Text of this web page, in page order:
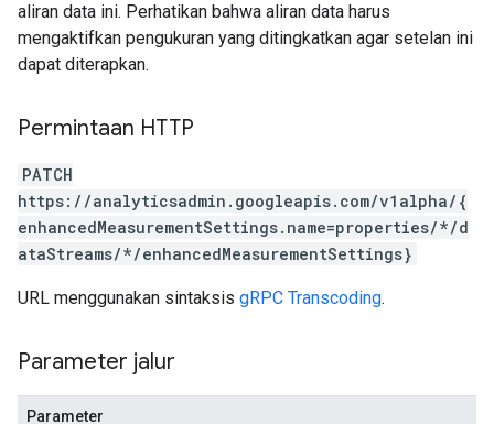
aliran data ini. Perhatikan bahwa aliran data harus
mengaktifkan pengukuran yang ditingkatkan agar setelan ini
dapat diterapkan.
Permintaan HTTP
PATCH
https://analyticsadmin.googleapis.com/v1alpha/{
enhancedMeasurementSettings.name=properties/*/d
ataStreams/*/enhancedMeasurementSettings}
URL menggunakan sintaksis gRPC Transcoding.
Parameter jalur
Parameter